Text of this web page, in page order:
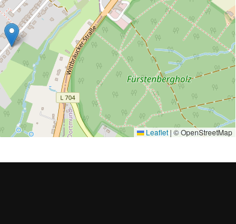
Leaflet | © OpenStreetMap